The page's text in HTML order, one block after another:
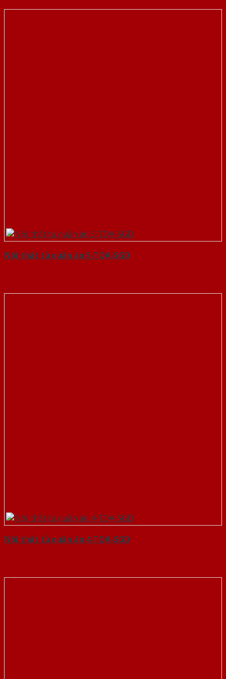
Nội thất tủ quần áo 5-TQA-SGD
Nội thất tủ quần áo 4-TQA-SGD